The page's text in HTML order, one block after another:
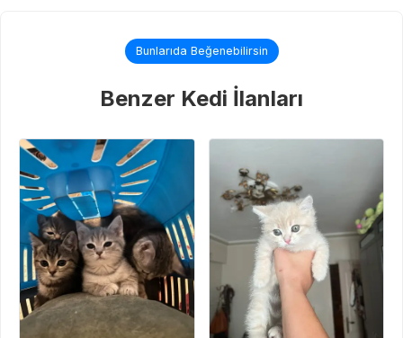
Bunlarıda Beğenebilirsin
Benzer Kedi İlanları